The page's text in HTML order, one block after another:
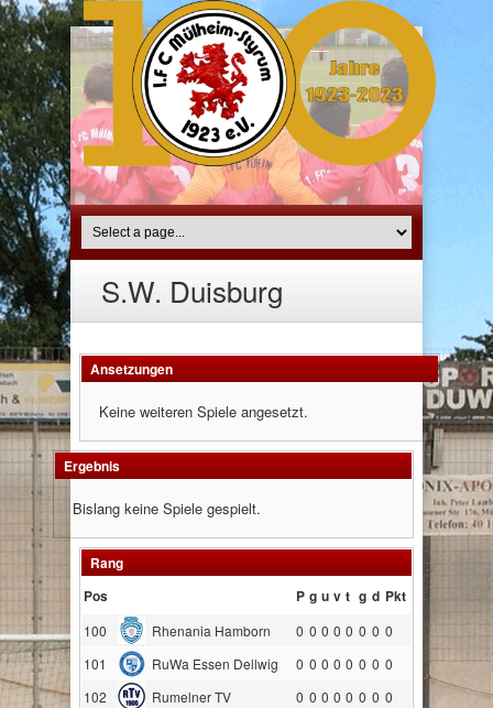
S.W. Duisburg
Ansetzungen
Keine weiteren Spiele angesetzt.
Ergebnis
Bislang keine Spiele gespielt.
Rang
Pos
P g u v t g d Pkt
100 Rhenania Hamborn 0 0 0 0 0 0 0 0
101
RuWa Essen Dellwig 0 0 0 0 0 0 0 0
102
Rumelner TV 0 0 0 0 0 0 0 0